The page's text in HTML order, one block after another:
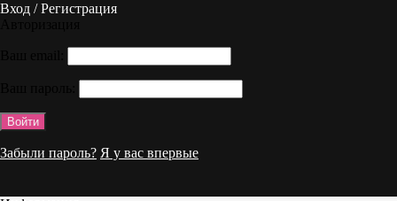
Вход / Регистрация
Забыли пароль? Я у вас впервые